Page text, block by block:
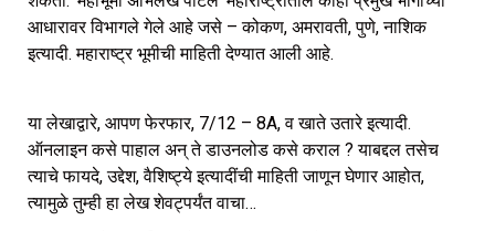
आधारावर विभागले गेले आहे जसे – कोकण, अमरावती, पुणे, नाशिक
इत्यादी. महाराष्ट्र भूमीची माहिती देण्यात आली आहे.
या लेखाद्वारे, आपण फेरफार, 7/12 – 8A, व खाते उतारे इत्यादी.
ऑनलाइन कसे पाहाल अन् ते डाउनलोड कसे कराल ? याबद्दल तसेच
त्याचे फायदे, उद्देश, वैशिष्ट्ये इत्यादींची माहिती जाणून घेणार आहोत,
त्यामुळे तुम्ही हा लेख शेवट्पर्यंत वाचा…